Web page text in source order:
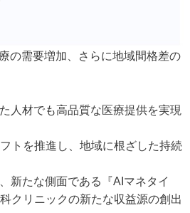
の需要増加、さらに地域間格差の
人材でも高品質な医療提供を実現
トを推進し、地域に根ざした持続
新たな側面である『AIマネタイ
クリニックの新たな収益源の創出